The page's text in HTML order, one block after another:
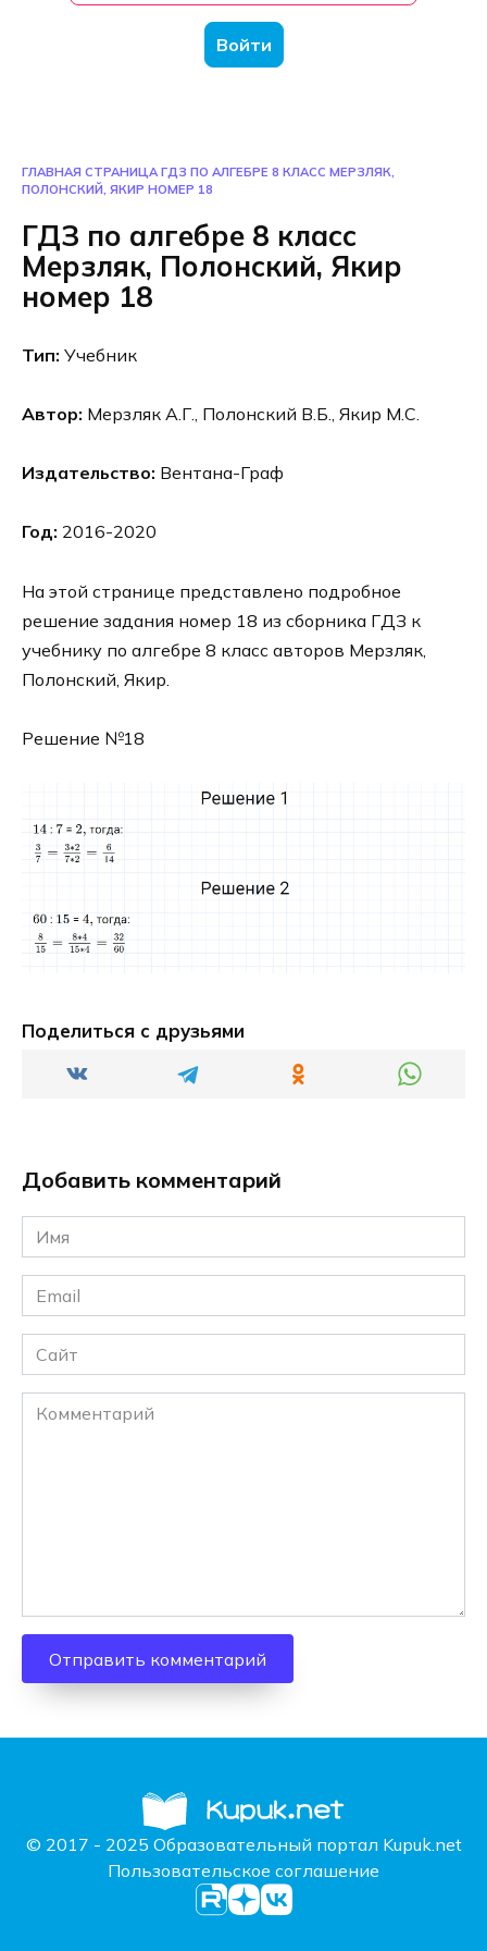
Войти
ГЛАВНАЯ СТРАНИЦА ГДЗ ПО АЛГЕБРЕ 8 КЛАСС МЕРЗЛЯК,
ПОЛОНСКИЙ, ЯКИР НОМЕР 18
ГДЗ по алгебре 8 класс
Мерзляк, Полонский, Якир
номер 18
Тип: Учебник
Автор: Мерзляк А.Г., Полонский В.Б., Якир М.С.
Издательство: Вентана-Граф
Год: 2016-2020
На этой странице представлено подробное
решение задания номер 18 из сборника ГДЗ к
учебнику по алгебре 8 класс авторов Мерзляк,
Полонский, Якир.
Решение №18
Поделиться с друзьями
Добавить комментарий
Имя
*
Email
*
Сайт
Комментарий
© 2017 - 2025 Образовательный портал Kupuk.net
Пользовательское соглашение